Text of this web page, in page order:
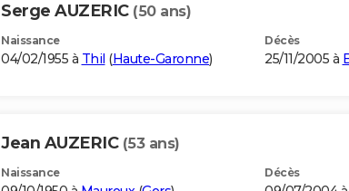
Serge AUZERIC (50 ans)
Naissance
04/02/1955 à Thil (Haute-Garonne)
Décès
25/11/2005 à
Jean AUZERIC (53 ans)
Naissance Décès